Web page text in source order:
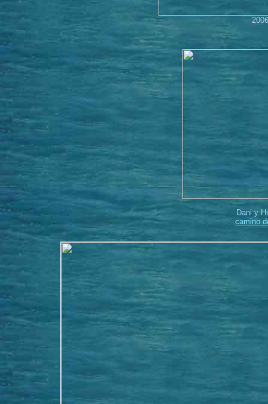
Dani y
camino